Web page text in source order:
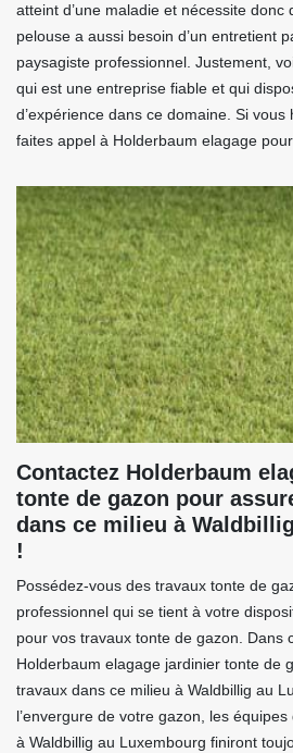
atteint d’une maladie et nécessite
pelouse a aussi besoin d’un entretient
paysagiste professionnel. Justement,
qui est une entreprise fiable et qui
d’expérience dans ce domaine. Si vous
faites appel à Holderbaum elagage
Contactez Holderbaum
tonte de gazon pour
dans ce milieu à
!
Possédez-vous des travaux tonte de
professionnel qui se tient à votre
pour vos travaux tonte de gazon. Dans
Holderbaum elagage jardinier tonte de
travaux dans ce milieu à Waldbillig au
l’envergure de votre gazon, les
à Waldbillig au Luxembourg finiront